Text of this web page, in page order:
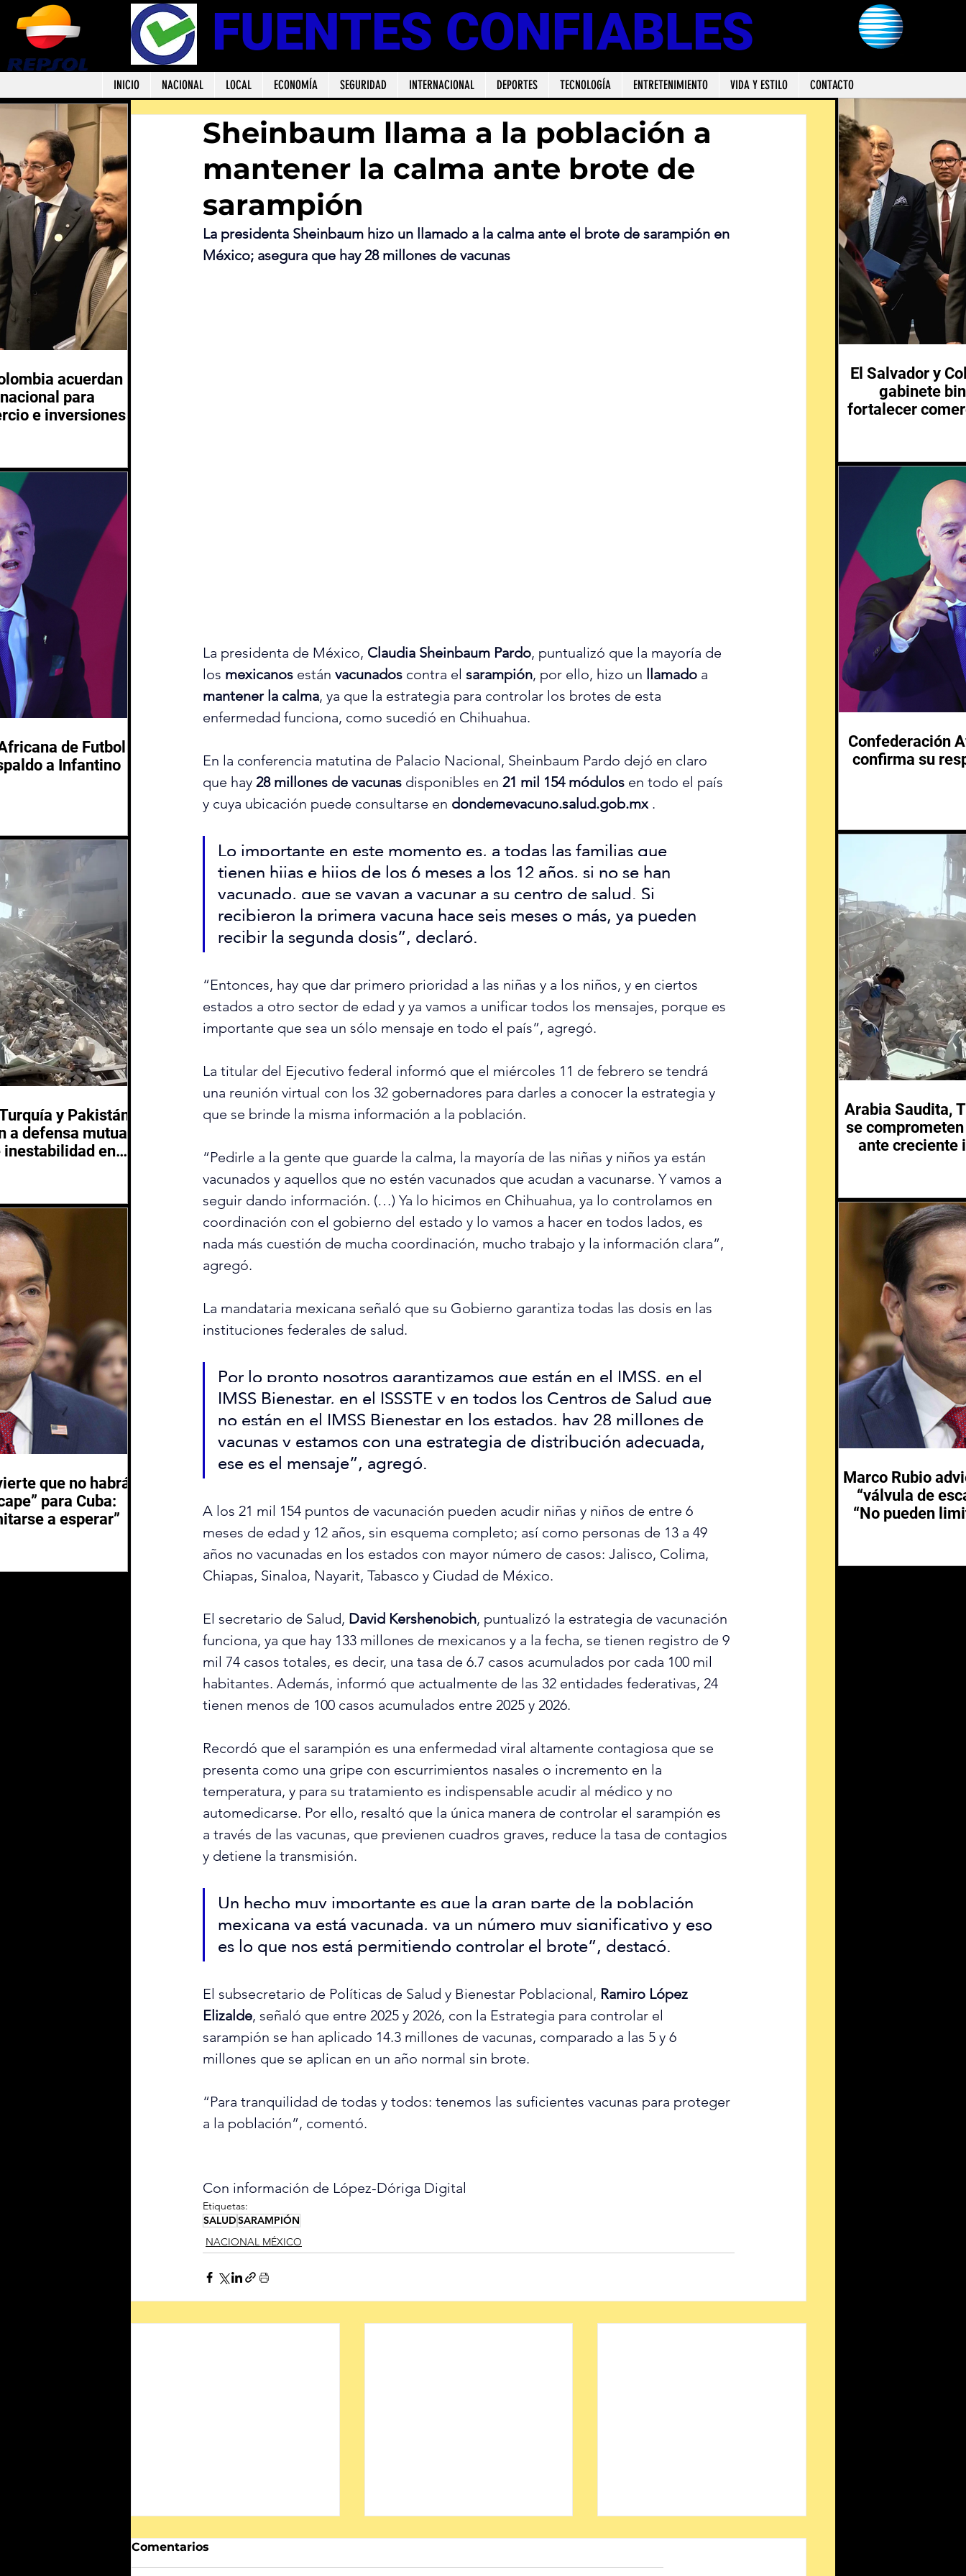
FUENTES CONFIABLES
INICIO NACIONAL LOCAL ECONOMÍA SEGURIDAD INTERNACIONAL DEPORTES TECNOLOGÍA ENTRETENIMIENTO VIDA Y ESTILO CONTACTO
Sheinbaum llama a la población a
mantener la calma ante brote de
sarampión
La presidenta Sheinbaum hizo un llamado a la calma ante el brote de sarampión en
México; asegura que hay 28 millones de vacunas
La presidenta de México, Claudia Sheinbaum Pardo, puntualizó que la mayoría de
los mexicanos están vacunados contra el sarampión, por ello, hizo un llamado a
mantener la calma, ya que la estrategia para controlar los brotes de esta
enfermedad funciona, como sucedió en Chihuahua.
En la conferencia matutina de Palacio Nacional, Sheinbaum Pardo dejó en claro
que hay 28 millones de vacunas disponibles en 21 mil 154 módulos en todo el país
y cuya ubicación puede consultarse en dondemevacuno.salud.gob.mx .
Lo importante en este momento es, a todas las familias que
tienen hijas e hijos de los 6 meses a los 12 años, si no se han
vacunado, que se vayan a vacunar a su centro de salud. Si
recibieron la primera vacuna hace seis meses o más, ya pueden
recibir la segunda dosis”, declaró.
“Entonces, hay que dar primero prioridad a las niñas y a los niños, y en ciertos
estados a otro sector de edad y ya vamos a unificar todos los mensajes, porque es
importante que sea un sólo mensaje en todo el país”, agregó.
La titular del Ejecutivo federal informó que el miércoles 11 de febrero se tendrá
una reunión virtual con los 32 gobernadores para darles a conocer la estrategia y
que se brinde la misma información a la población.
“Pedirle a la gente que guarde la calma, la mayoría de las niñas y niños ya están
vacunados y aquellos que no estén vacunados que acudan a vacunarse. Y vamos a
seguir dando información. (…) Ya lo hicimos en Chihuahua, ya lo controlamos en
coordinación con el gobierno del estado y lo vamos a hacer en todos lados, es
nada más cuestión de mucha coordinación, mucho trabajo y la información clara”,
agregó.
La mandataria mexicana señaló que su Gobierno garantiza todas las dosis en las
instituciones federales de salud.
Por lo pronto nosotros garantizamos que están en el IMSS, en el
IMSS Bienestar, en el ISSSTE y en todos los Centros de Salud que
no están en el IMSS Bienestar en los estados, hay 28 millones de
vacunas y estamos con una estrategia de distribución adecuada,
ese es el mensaje”, agregó.
A los 21 mil 154 puntos de vacunación pueden acudir niñas y niños de entre 6
meses de edad y 12 años, sin esquema completo; así como personas de 13 a 49
años no vacunadas en los estados con mayor número de casos: Jalisco, Colima,
Chiapas, Sinaloa, Nayarit, Tabasco y Ciudad de México.
El secretario de Salud, David Kershenobich, puntualizó la estrategia de vacunación
funciona, ya que hay 133 millones de mexicanos y a la fecha, se tienen registro de 9
mil 74 casos totales, es decir, una tasa de 6.7 casos acumulados por cada 100 mil
habitantes. Además, informó que actualmente de las 32 entidades federativas, 24
tienen menos de 100 casos acumulados entre 2025 y 2026.
Recordó que el sarampión es una enfermedad viral altamente contagiosa que se
presenta como una gripe con escurrimientos nasales o incremento en la
temperatura, y para su tratamiento es indispensable acudir al médico y no
automedicarse. Por ello, resaltó que la única manera de controlar el sarampión es
a través de las vacunas, que previenen cuadros graves, reduce la tasa de contagios
y detiene la transmisión.
Un hecho muy importante es que la gran parte de la población
mexicana ya está vacunada, ya un número muy significativo y eso
es lo que nos está permitiendo controlar el brote”, destacó.
El subsecretario de Políticas de Salud y Bienestar Poblacional, Ramiro López
Elizalde, señaló que entre 2025 y 2026, con la Estrategia para controlar el
sarampión se han aplicado 14.3 millones de vacunas, comparado a las 5 y 6
millones que se aplican en un año normal sin brote.
“Para tranquilidad de todas y todos: tenemos las suficientes vacunas para proteger
a la población”, comentó.
Con información de López-Dóriga Digital
Etiquetas:
SALUDSARAMPIÓN
NACIONAL MÉXICO
Comentarios
acuerdan
para
e inversiones
de Futbol
a Infantino
y Pakistán
a defensa mutua
en
que no habrá
para Cuba:
a esperar”
El Salvador y
gabinete
fortalecer
Confederación
confirma su
Arabia Saudita,
se
ante creciente
Marco Rubio
“válvula de
“No pueden